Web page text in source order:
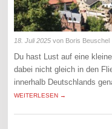
18. Juli 2025 von Boris Beuschel
Du hast Lust auf eine
dabei nicht gleich in den
innerhalb Deutschlands
WEITERLESEN →